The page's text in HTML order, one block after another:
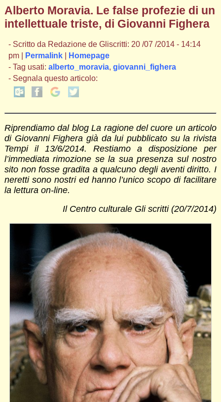
Alberto Moravia. Le false profezie di un
intellettuale triste, di Giovanni Fighera
- Scritto da Redazione de Gliscritti: 20 /07 /2014 - 14:14
pm |
Permalink|
Homepage
- Tag usati: alberto_moravia, giovanni_fighera
- Segnala questo articolo:
Riprendiamo dal blog La ragione del cuore un articolo
di Giovanni Fighera già da lui pubblicato su la rivista
Tempi il 13/6/2014. Restiamo a disposizione per
l’immediata rimozione se la sua presenza sul nostro
sito non fosse gradita a qualcuno degli aventi diritto. I
neretti sono nostri ed hanno l’unico scopo di facilitare
la lettura on-line.
Il Centro culturale Gli scritti (20/7/2014)